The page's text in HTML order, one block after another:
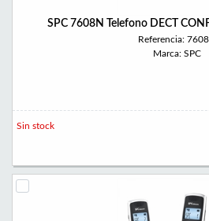
SPC 7608N Telefono DECT
Referencia:
Marca: SPC
Sin stock